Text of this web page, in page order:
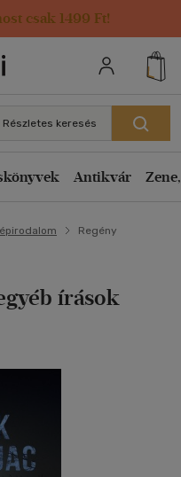
csak 1499 Ft!
Részletes keresés
Antikvár
Regény
írások